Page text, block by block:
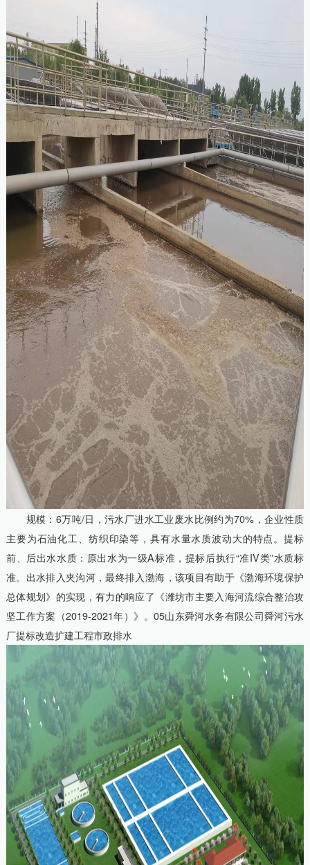
规模：6万吨/日，污水厂进水工业废水比例约为70%，企业性质
主要为石油化工、纺织印染等，具有水量水质波动大的特点。提标
前、后出水水质：原出水为一级A标准，提标后执行“准IV类”水质标
准。出水排入夹沟河，最终排入渤海，该项目有助于《渤海环境保护
总体规划》的实现，有力的响应了《潍坊市主要入海河流综合整治攻
坚工作方案（2019-2021年）》。05山东舜河水务有限公司舜河污水
厂提标改造扩建工程市政排水